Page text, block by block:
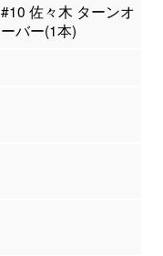
#10 佐々木 ターンオ
ーバー(1本)